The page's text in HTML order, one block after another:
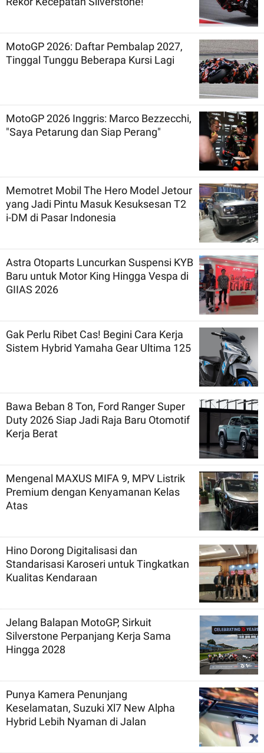
MotoGP 2026: Daftar Pembalap 2027,
Tinggal Tunggu Beberapa Kursi Lagi
MotoGP 2026 Inggris: Marco Bezzecchi,
"Saya Petarung dan Siap Perang"
Memotret Mobil The Hero Model Jetour
yang Jadi Pintu Masuk Kesuksesan T2
i-DM di Pasar Indonesia
Astra Otoparts Luncurkan Suspensi KYB
Baru untuk Motor King Hingga Vespa di
GIIAS 2026
Gak Perlu Ribet Cas! Begini Cara Kerja
Sistem Hybrid Yamaha Gear Ultima 125
Bawa Beban 8 Ton, Ford Ranger Super
Duty 2026 Siap Jadi Raja Baru Otomotif
Kerja Berat
Mengenal MAXUS MIFA 9, MPV Listrik
Premium dengan Kenyamanan Kelas
Atas
Hino Dorong Digitalisasi dan
Standarisasi Karoseri untuk Tingkatkan
Kualitas Kendaraan
Jelang Balapan MotoGP, Sirkuit
Silverstone Perpanjang Kerja Sama
Hingga 2028
Punya Kamera Penunjang
Keselamatan, Suzuki Xl7 New Alpha
Hybrid Lebih Nyaman di Jalan